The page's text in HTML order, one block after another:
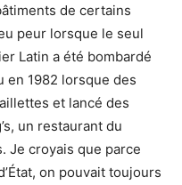
de certains
peur lorsque le seul
Latin a été bombardé
en 1982 lorsque des
et lancé des
un restaurant du
Je croyais que parce
on pouvait toujours